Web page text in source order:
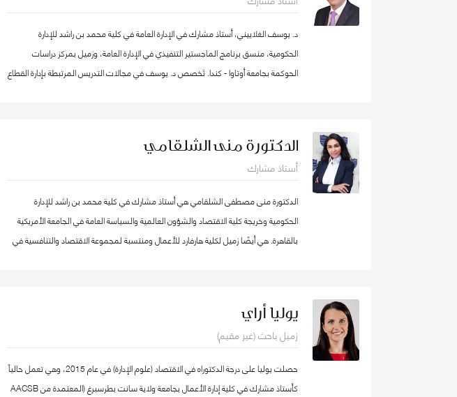
عاشت في الولايات المتحدة الأمريكية والهند وتايوان وألمانيا. البروفيسور ستيفنز عضو في
العديد من المجالس الاستشارية، وهي جزء من مجموعتي عمل حول أخلاقيات الذكاء
الاصطناعي في IEEE SA
د. يوسف الغلاييني، أستاذ مشارك في الإدارة العامة في كلية محمد بن راشد للإدارة
الحكومية، منسق برنامج الماجستير التنفيذي في الإدارة العامة، وزميل بمركز دراسات
الحوكمة بجامعة أوتاوا - كندا. تَخصص د. يوسف في مجالات التدريس المرتبطة بإدارة القطاع
برنامج إدارة الموارد البشرية في كلية إدارة الأعمال في الكلية الأسترالية في دولة الكويت. قبل
ذلك، عمل كمستشار للحكومة الاتحادية في كندا في عدد من المشاريع المرتبطة بالتطوير
للحكومة الاتحادية بما في ذلك مجالات التفكير الاستراتيجي والإدارة القائمة على النتائج تحت
بند تنفيذ البرامج الحكومية والسياسات العامة.
الدكتورة منى الشلقامي
أستاذ مشارك
الدكتورة منى مصطفى الشلقامي هي أستاذ مشارك في كلية محمد بن راشد للإدارة
الحكومية وخريجة كلية الاقتصاد والشؤون العالمية والسياسة العامة في الجامعة الأمريكية
بالقاهرة. هي أيضًا زميل لكلية هارفارد للأعمال ومنتسبة لمجموعة الاقتصاد والتنافسية في
مجلة الأعمال والاقتصاد؛ وجامعة كامبريدج. الدكتورة منى حاليًا عضو في شبكة الخبراء
الإقليمية التابعة لمنظمة الأغذية والزراعة ورئيستها ايضا. حصلت على درجة الدكتوراه. من
الاقتصاد من الجامعة الأمريكية بالقاهرة.
يوليا أراي
زميل باحث (غير مقيم)
حصلت يوليا على درجة الدكتوراه في الاقتصاد (علوم الإدارة) في عام 2015، وهي تعمل حالياً
كأستاذ مشارك في كلية إدارة الأعمال بجامعة ولاية سانت بطرسبرغ (المعتمدة من AACSB